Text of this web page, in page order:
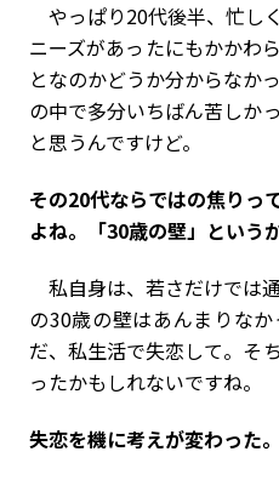
やっぱり20代後半、忙し
ニーズがあったにもかかわ
となのかどうか分からなか
の中で多分いちばん苦しか
と思うんですけど。
――その20代ならではの焦り
よね。「30歳の壁」というか
私自身は、若さだけでは
の30歳の壁はあんまりな
だ、私生活で失恋して。そ
ったかもしれないですね。
――失恋を機に考えが変わった。